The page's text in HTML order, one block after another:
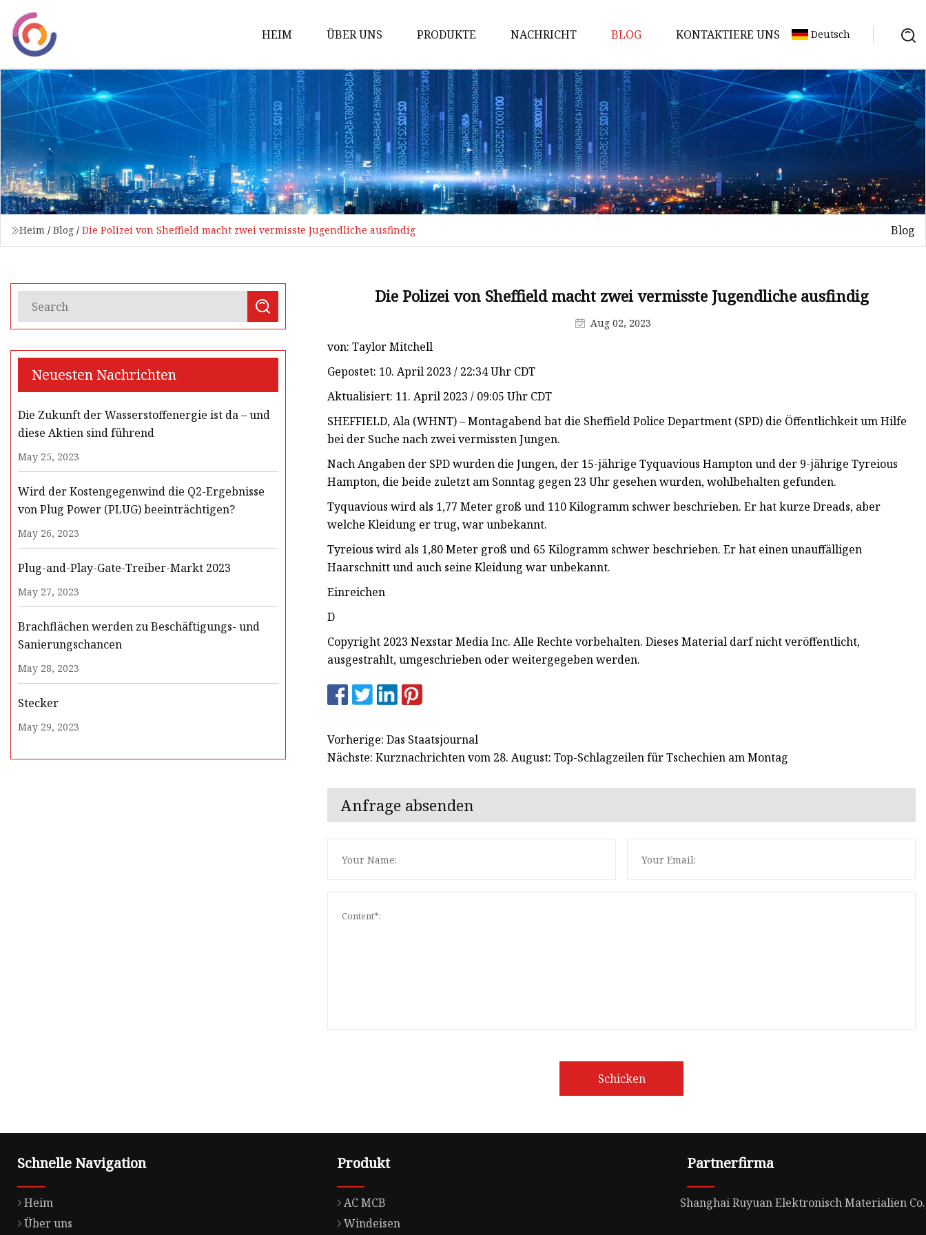
HEIM ÜBER UNS PRODUKTE
AC MCB
Windeisen
Gewindeschneiden
PDU-Sockel
Industriestecker
Industriesteckdose
Über-Unterspannungsschutz
NACHRICHT BLOG KONTAKTIERE UNS Deutsch
Heim / Blog / Die Polizei von Sheffield macht zwei vermisste Jugendliche ausfindig Blog
Neuesten Nachrichten
Die Zukunft der Wasserstoffenergie ist da – und
diese Aktien sind führend
May 25, 2023
Wird der Kostengegenwind die Q2-Ergebnisse
von Plug Power (PLUG) beeinträchtigen?
May 26, 2023
Plug-and-Play-Gate-Treiber-Markt 2023
May 27, 2023
Brachflächen werden zu Beschäftigungs- und
Sanierungschancen
May 28, 2023
Stecker
May 29, 2023
Die Polizei von Sheffield macht zwei vermisste Jugendliche ausfindig
Aug 02, 2023
von: Taylor Mitchell
Gepostet: 10. April 2023 / 22:34 Uhr CDT
Aktualisiert: 11. April 2023 / 09:05 Uhr CDT
SHEFFIELD, Ala (WHNT) – Montagabend bat die Sheffield Police Department (SPD) die Öffentlichkeit um Hilfe
bei der Suche nach zwei vermissten Jungen.
Nach Angaben der SPD wurden die Jungen, der 15-jährige Tyquavious Hampton und der 9-jährige Tyreious
Hampton, die beide zuletzt am Sonntag gegen 23 Uhr gesehen wurden, wohlbehalten gefunden.
Tyquavious wird als 1,77 Meter groß und 110 Kilogramm schwer beschrieben. Er hat kurze Dreads, aber
welche Kleidung er trug, war unbekannt.
Tyreious wird als 1,80 Meter groß und 65 Kilogramm schwer beschrieben. Er hat einen unauffälligen
Haarschnitt und auch seine Kleidung war unbekannt.
Einreichen
D
Copyright 2023 Nexstar Media Inc. Alle Rechte vorbehalten. Dieses Material darf nicht veröffentlicht,
ausgestrahlt, umgeschrieben oder weitergegeben werden.
Vorherige: Das Staatsjournal
Nächste: Kurznachrichten vom 28. August: Top-Schlagzeilen für Tschechien am Montag
Anfrage absenden
Schicken
Schnelle Navigation
Heim
Über uns
Produkt
AC MCB
Windeisen
Partnerfirma
Shanghai Ruyuan Elektronisch Materialien